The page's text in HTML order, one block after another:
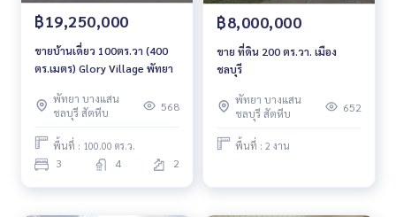
฿19,250,000
ขายบ้านเดี่ยว 100ตร.วา (400
ตร.เมตร) Glory Village พัทยา
พัทยา บางแสน
ชลบุรี สัตหีบ
568
พื้นที่ : 100.00 ตร.ว.
3 4 2
฿8,000,000
ขาย ที่ดิน 200 ตร.วา. เมือง
ชลบุรี
พัทยา บางแสน
ชลบุรี สัตหีบ
652
พื้นที่ : 2 งาน